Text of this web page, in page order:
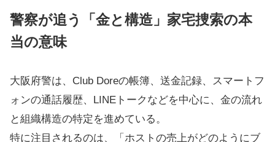
警察が追う「金と構造」家宅捜索の本
当の意味
大阪府警は、Club Doreの帳簿、送金記録、スマートフ
ォンの通話履歴、LINEトークなどを中心に、金の流れ
と組織構造の特定を進めている。
特に注目されるのは、「ホストの売上がどのようにブ